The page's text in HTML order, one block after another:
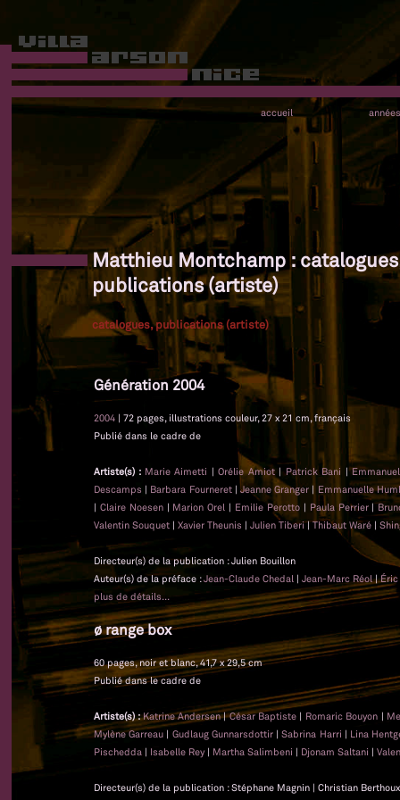
accueil années
Matthieu Montchamp :
publications (artiste)
catalogues, publications (artiste)
Génération 2004
2004 | 72 pages, illustrations couleur, 27 x 21 cm, français
Publié dans le cadre de
Artiste(s) : Marie Aimetti |Orélie Amiot| Patrick Bani |
Descamps | Barbara Fourneret|Jeanne Granger | Emmanuelle
| Claire Noesen| Marion Orel | Emilie Perotto| Paula Perrier|
Valentin Souquet | Xavier Theunis | Julien Tiberi|Thibaut Waré |
Directeur(s) de la publication : Julien Bouillon
Auteur(s) de la préface :Jean-Claude Chedal | Jean-Marc Réol|Éric
plus de détails...
ø range box
60 pages, noir et blanc, 41,7 x 29,5 cm
Publié dans le cadre de
Artiste(s) :Katrine Andersen|César Baptiste | Romaric Bouyon |
Mylène Garreau | Gudlaug Gunnarsdottir|Sabrina Harri | Lina
Pischedda | Isabelle Rey| Martha Salimbeni | Djonam Saltani |
Directeur(s) de la publication : Stéphane Magnin | Christian Berthoux